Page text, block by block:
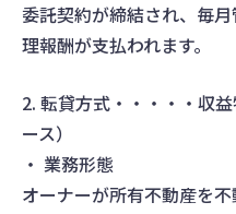
委託契約が締結され、毎
理報酬が支払われます。
2. 転貸方式・・・・・収
ース）
・ 業務形態
オーナーが所有不動産を